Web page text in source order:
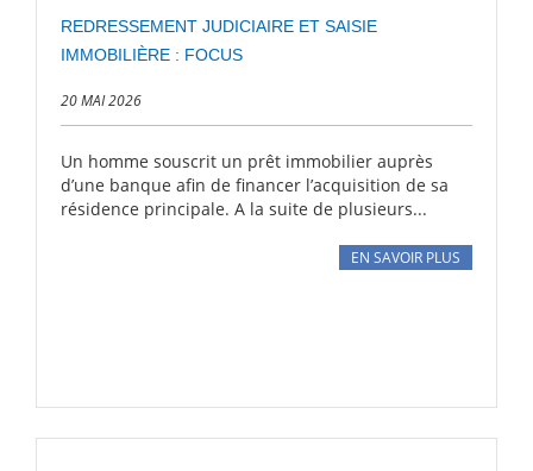
REDRESSEMENT JUDICIAIRE ET SAISIE
IMMOBILIÈRE : FOCUS
20 MAI 2026
Un homme souscrit un prêt immobilier auprès
d’une banque afin de financer l’acquisition de sa
résidence principale. A la suite de plusieurs...
EN SAVOIR PLUS